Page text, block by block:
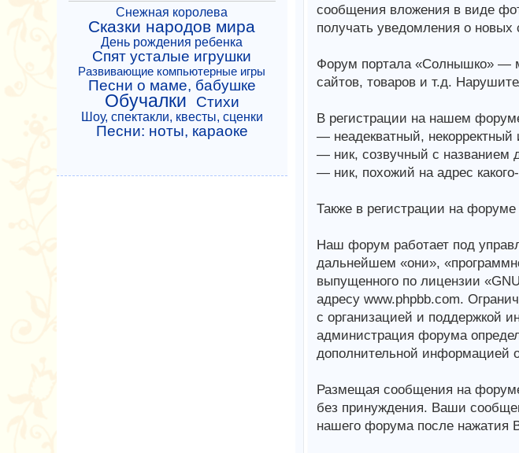
сообщения вложения в виде
получать уведомления о
Форум портала «Солнышко» —
сайтов, товаров и т.д.
В регистрации на нашем
— неадекватный, некорректный
— ник, созвучный с названием
— ник, похожий на адрес
Также в регистрации на
Наш форум работает под
дальнейшем «они»,
выпущенного по лицензии
адресу www.phpbb.com.
с организацией и поддержкой
администрация форума
дополнительной информацией
Размещая сообщения на
без принуждения. Ваши
нашего форума после нажатия
Снежная королева
Сказки народов мира
День рождения ребенка
Спят усталые игрушки
Развивающие компьютерные игры
Песни о маме, бабушке
Обучалки Стихи
Шоу, спектакли, квесты, сценки
Песни: ноты, караоке